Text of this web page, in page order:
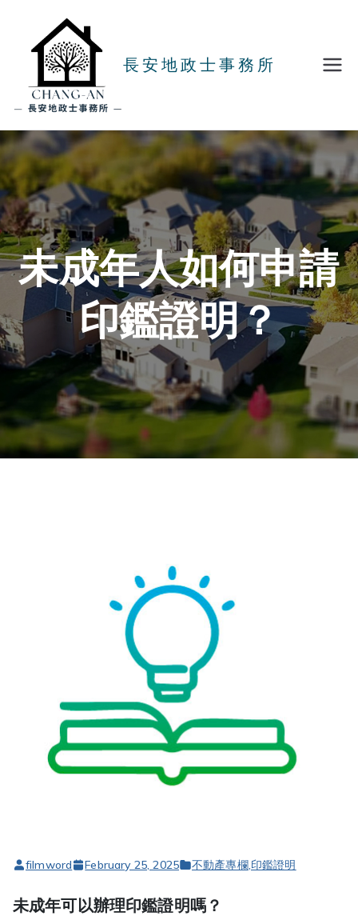
content
長安地政士事務所
未成年人如何申請
印鑑證明？
filmword February 25, 2025 不動產專欄,印鑑證明
未成年可以辦理印鑑證明嗎？